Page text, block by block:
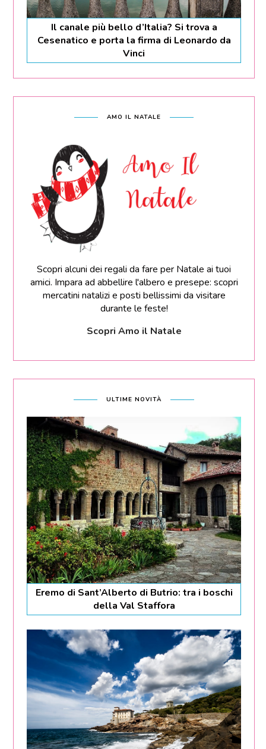
Il canale più bello d’Italia? Si trova a
Cesenatico e porta la firma di Leonardo da
Vinci
AMO IL NATALE
Scopri alcuni dei regali da fare per Natale ai tuoi
amici. Impara ad abbellire l'albero e presepe: scopri
mercatini natalizi e posti bellissimi da visitare
durante le feste!
Scopri Amo il Natale
ULTIME NOVITÀ
Eremo di Sant’Alberto di Butrio: tra i boschi
della Val Staffora